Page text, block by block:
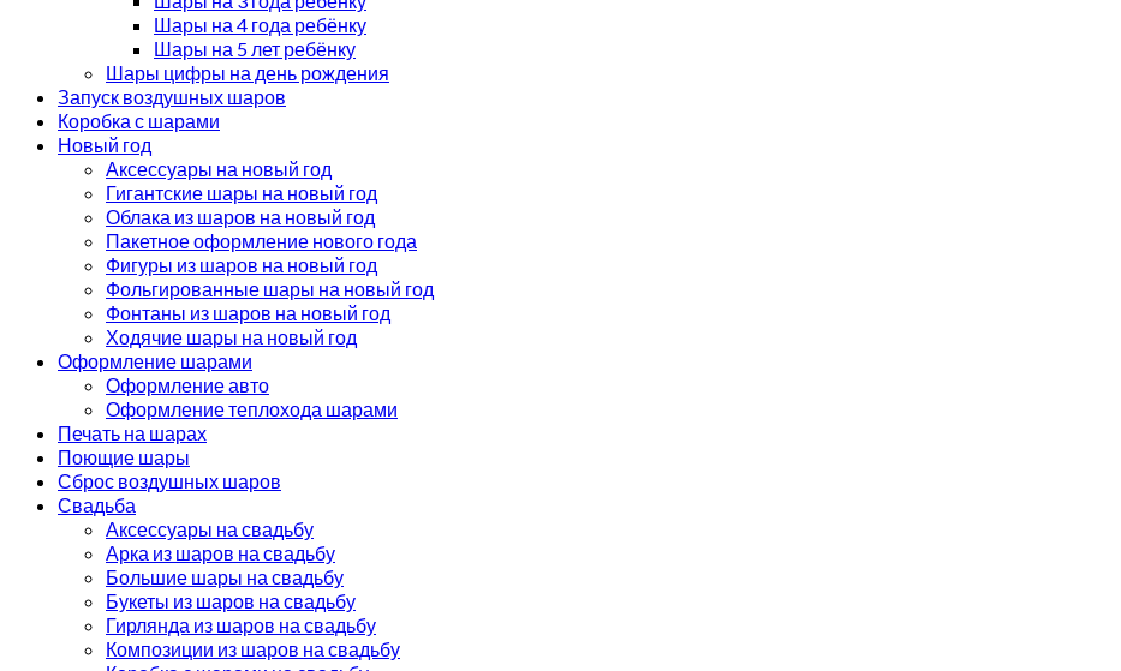
Шары на 4 года ребёнку
Шары на 5 лет ребёнку
Шары цифры на день рождения
Запуск воздушных шаров
Коробка с шарами
Новый год
Аксессуары на новый год
Гигантские шары на новый год
Облака из шаров на новый год
Пакетное оформление нового года
Фигуры из шаров на новый год
Фольгированные шары на новый год
Фонтаны из шаров на новый год
Ходячие шары на новый год
Оформление шарами
Оформление авто
Оформление теплохода шарами
Печать на шарах
Поющие шары
Сброс воздушных шаров
Свадьба
Аксессуары на свадьбу
Арка из шаров на свадьбу
Большие шары на свадьбу
Букеты из шаров на свадьбу
Гирлянда из шаров на свадьбу
Композиции из шаров на свадьбу